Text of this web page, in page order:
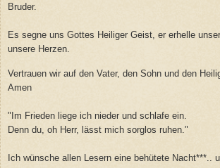
Bruder.
Es segne uns Gottes Heiliger Geist, er erhelle
unsere Herzen.
Vertrauen wir auf den Vater, den Sohn und den
Amen
"Im Frieden liege ich nieder und schlafe ein.
Denn du, oh Herr, lässt mich sorglos ruhen."
Ich wünsche allen Lesern eine behütete Nacht***..